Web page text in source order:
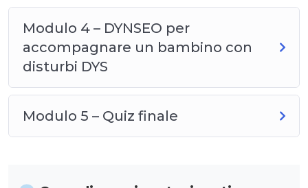
Modulo 4 – DYNSEO per
accompagnare un bambino con
disturbi DYS
Modulo 5 – Quiz finale